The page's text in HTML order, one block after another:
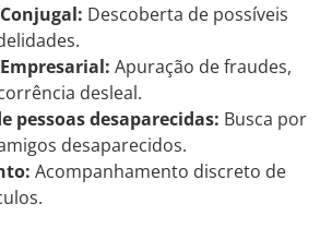
Descoberta de possíveis
Apuração de fraudes,
desleal.
pessoas desaparecidas: Busca por
desaparecidos.
Acompanhamento discreto de